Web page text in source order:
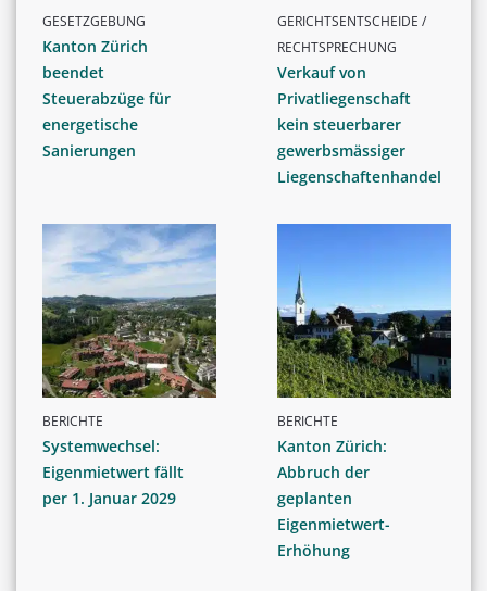
GESETZGEBUNG
Kanton Zürich
beendet
Steuerabzüge für
energetische
Sanierungen
GERICHTSENTSCHEIDE /
RECHTSPRECHUNG
Verkauf von
Privatliegenschaft
kein steuerbarer
gewerbsmässiger
Liegenschaftenhandel
BERICHTE
Systemwechsel:
Eigenmietwert fällt
per 1. Januar 2029
BERICHTE
Kanton Zürich:
Abbruch der
geplanten
Eigenmietwert-
Erhöhung